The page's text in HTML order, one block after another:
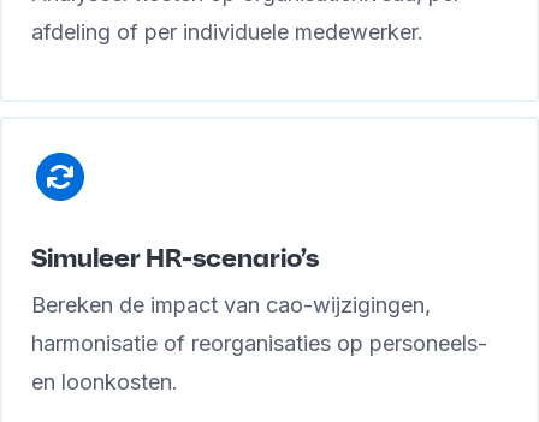
afdeling of per individuele medewerker.
Simuleer HR-scenario’s
Bereken de impact van cao-wijzigingen,
harmonisatie of reorganisaties op personeels-
en loonkosten.